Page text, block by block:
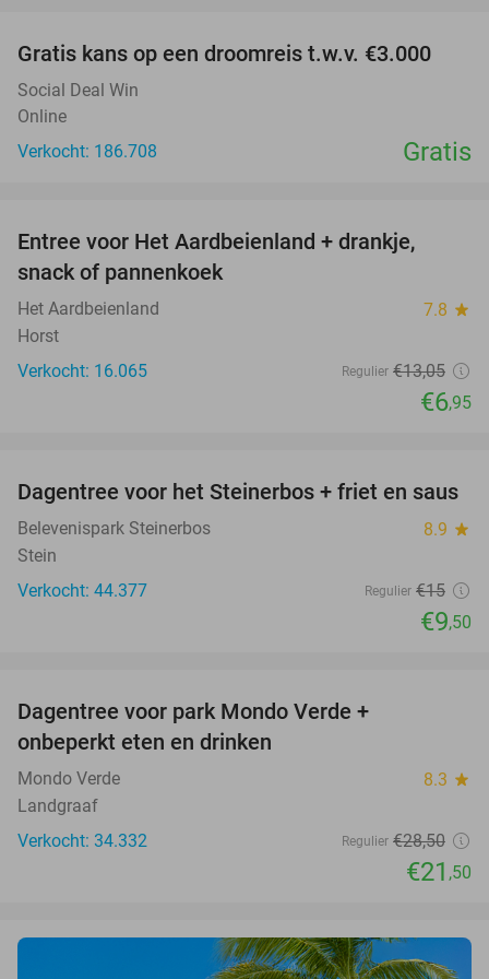
Gratis kans op een droomreis t.w.v. €3.000
Social Deal Win
Online
Verkocht: 186.708
Gratis
Entree voor Het Aardbeienland + drankje,
snack of pannenkoek
Het Aardbeienland 7.8 star
Horst
Verkocht: 16.065
Regulier €13,05
€6,95
37%
Dagentree voor het Steinerbos + friet en saus
Belevenispark Steinerbos 8.9 star
Stein
Verkocht: 44.377
Regulier €15
€9,50
Dagentree voor park Mondo Verde +
onbeperkt eten en drinken
Mondo Verde 8.3 star
Landgraaf
Verkocht: 34.332
Regulier €28,50
€21 ,50